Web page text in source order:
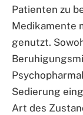
Patienten zu
Medikamente
genutzt.
Sedierung
Art des